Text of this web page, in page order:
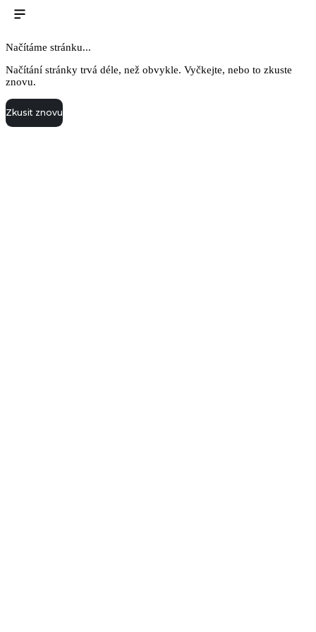
Načítáme stránku...
Načítání stránky trvá déle, než obvykle. Vyčkejte, nebo to zkuste
znovu.
Zkusit znovu